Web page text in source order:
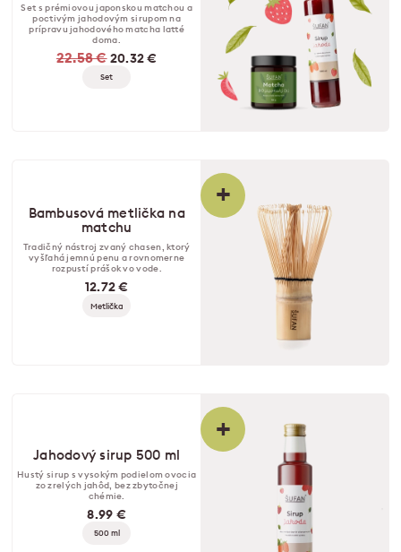
Set s prémiovou japonskou matchou a
poctivým jahodovým sirupom na
prípravu jahodového matcha latté
doma.
22.58 €20.32 €
Set
+
Bambusová metlička na
matchu
Tradičný nástroj zvaný chasen, ktorý
vyšľahá jemnú penu a rovnomerne
rozpustí prášok vo vode.
12.72 €
Metlička
+
Jahodový sirup 500 ml
Hustý sirup s vysokým podielom ovocia
zo zrelých jahôd, bez zbytočnej
chémie.
8.99 €
500 ml